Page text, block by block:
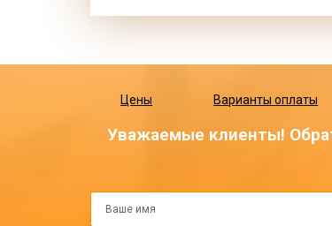
Цены Варианты оплаты
Уважаемые клиенты!